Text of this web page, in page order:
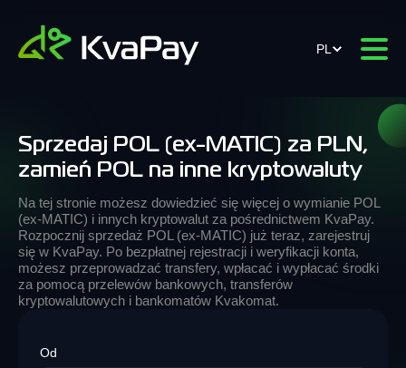
PL
Sprzedaj POL (ex-MATIC) za PLN,
zamień POL na inne kryptowaluty
Na tej stronie możesz dowiedzieć się więcej o wymianie POL
(ex-MATIC) i innych kryptowalut za pośrednictwem KvaPay.
Rozpocznij sprzedaż POL (ex-MATIC) już teraz, zarejestruj
się w KvaPay. Po bezpłatnej rejestracji i weryfikacji konta,
możesz przeprowadzać transfery, wpłacać i wypłacać środki
za pomocą przelewów bankowych, transferów
kryptowalutowych i bankomatów Kvakomat.
Od